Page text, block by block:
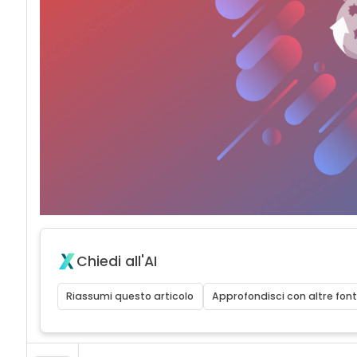
Chiedi all'AI
Riassumi questo articolo Approfondisci con altre